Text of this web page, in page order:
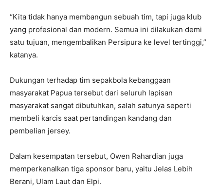
“Kita tidak hanya membangun sebuah tim, tapi juga klub
yang profesional dan modern. Semua ini dilakukan demi
satu tujuan, mengembalikan Persipura ke level tertinggi,”
katanya.
Dukungan terhadap tim sepakbola kebanggaan
masyarakat Papua tersebut dari seluruh lapisan
masyarakat sangat dibutuhkan, salah satunya seperti
membeli karcis saat pertandingan kandang dan
pembelian jersey.
Dalam kesempatan tersebut, Owen Rahardian juga
memperkenalkan tiga sponsor baru, yaitu Jelas Lebih
Berani, Ulam Laut dan Elpi.